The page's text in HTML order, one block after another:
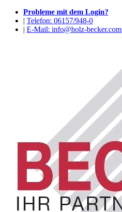
Probleme mit dem Login?
| Telefon: 06157/948-0
| E-Mail: info@holz-becker.com